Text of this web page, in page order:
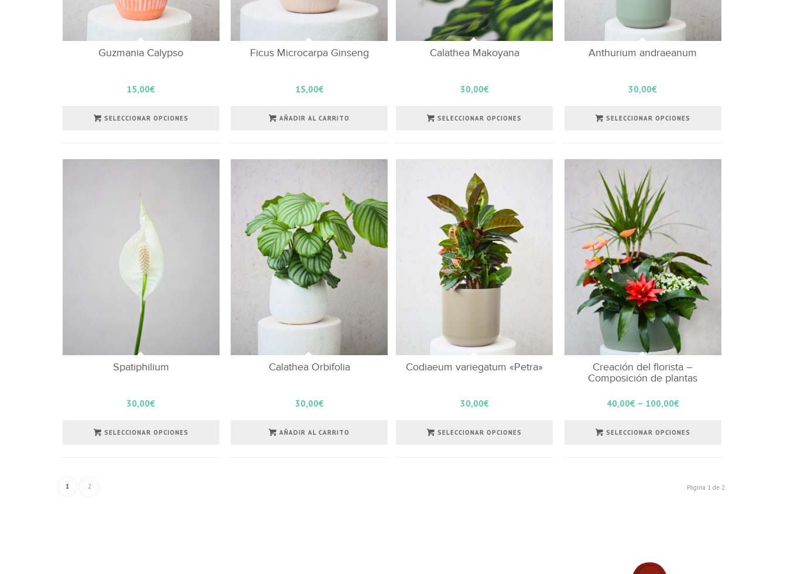
Guzmania Calypso
15,00€
SELECCIONAR OPCIONES
Ficus Microcarpa Ginseng
15,00€
AÑADIR AL CARRITO
Calathea Makoyana
30,00€
SELECCIONAR OPCIONES
Anthurium andraeanum
30,00€
SELECCIONAR OPCIONES
Spatiphilium
30,00€
SELECCIONAR OPCIONES
Calathea Orbifolia
30,00€
AÑADIR AL CARRITO
Codiaeum variegatum «Petra»
30,00€
SELECCIONAR OPCIONES
Creación del florista –
Composición de plantas
40,00€ – 100,00€
SELECCIONAR OPCIONES
Página 1 de 2
1 2